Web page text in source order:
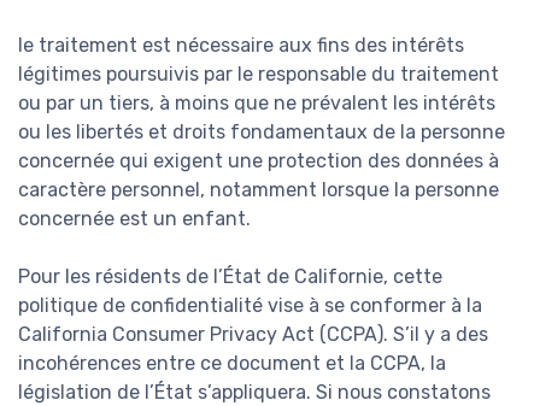
le traitement est nécessaire aux fins des intérêts
légitimes poursuivis par le responsable du traitement
ou par un tiers, à moins que ne prévalent les intérêts
ou les libertés et droits fondamentaux de la personne
concernée qui exigent une protection des données à
caractère personnel, notamment lorsque la personne
concernée est un enfant.
Pour les résidents de l’État de Californie, cette
politique de confidentialité vise à se conformer à la
California Consumer Privacy Act (CCPA). S’il y a des
incohérences entre ce document et la CCPA, la
législation de l’État s’appliquera. Si nous constatons